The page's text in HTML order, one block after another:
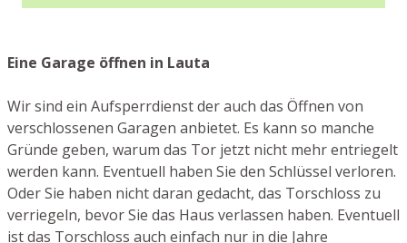
Eine Garage öffnen in Lauta
Wir sind ein Aufsperrdienst der auch das Öffnen von
verschlossenen Garagen anbietet. Es kann so manche
Gründe geben, warum das Tor jetzt nicht mehr entriegelt
werden kann. Eventuell haben Sie den Schlüssel verloren.
Oder Sie haben nicht daran gedacht, das Torschloss zu
verriegeln, bevor Sie das Haus verlassen haben. Eventuell
ist das Torschloss auch einfach nur in die Jahre